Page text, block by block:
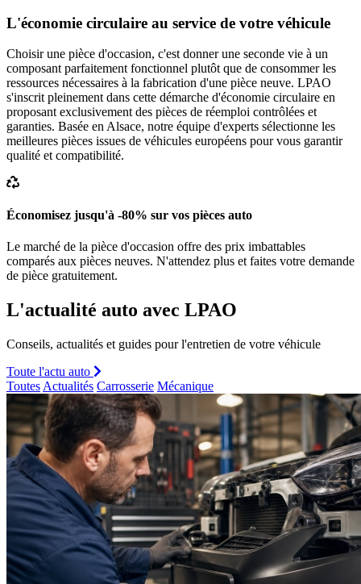
L'économie circulaire au service de votre véhicule
Choisir une pièce d'occasion, c'est donner une seconde vie à un
composant parfaitement fonctionnel plutôt que de consommer les
ressources nécessaires à la fabrication d'une pièce neuve. LPAO
s'inscrit pleinement dans cette démarche d'économie circulaire en
proposant exclusivement des pièces de réemploi contrôlées et
garanties. Basée en Alsace, notre équipe d'experts sélectionne les
meilleures pièces issues de véhicules européens pour vous garantir
qualité et compatibilité.
Économisez jusqu'à -80% sur vos pièces auto
Le marché de la pièce d'occasion offre des prix imbattables
comparés aux pièces neuves. N'attendez plus et faites votre demande
de pièce gratuitement.
L'actualité auto avec LPAO
Conseils, actualités et guides pour l'entretien de votre véhicule
Toute l'actu auto
Toutes Actualités Carrosserie Mécanique